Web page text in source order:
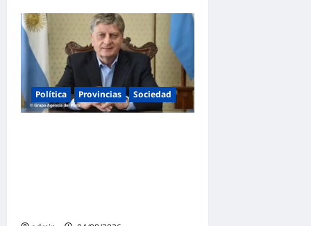
Política Provincias Sociedad